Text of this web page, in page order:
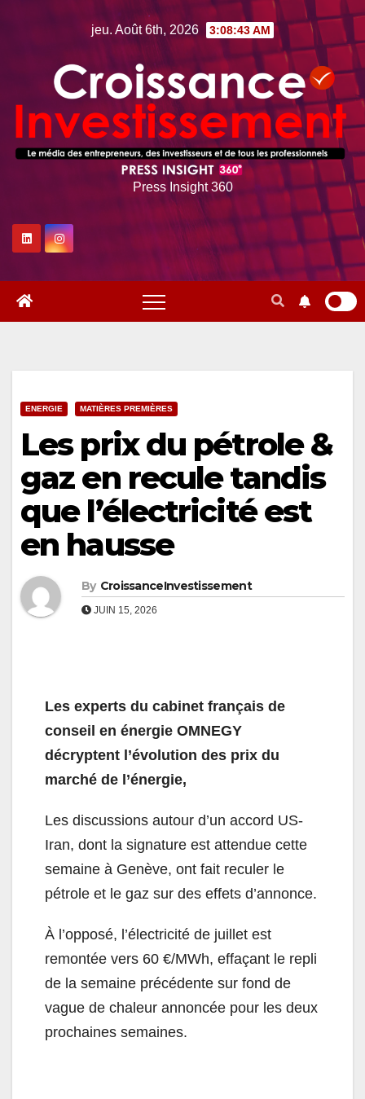
jeu. Août 6th, 2026 3:08:44 AM
Press Insight 360
ENERGIE MATIÈRES PREMIÈRES
Les prix du pétrole &
gaz en recule tandis
que l’électricité est
en hausse
By CroissanceInvestissement
JUIN 15, 2026
Les experts du cabinet français de
conseil en énergie OMNEGY
décryptent l’évolution des prix du
marché de l’énergie,
Les discussions autour d’un accord US-
Iran, dont la signature est attendue cette
semaine à Genève, ont fait reculer le
pétrole et le gaz sur des effets d’annonce.
À l’opposé, l’électricité de juillet est
remontée vers 60 €/MWh, effaçant le repli
de la semaine précédente sur fond de
vague de chaleur annoncée pour les deux
prochaines semaines.